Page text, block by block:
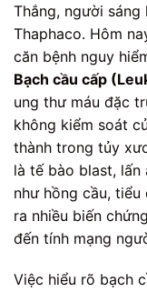
Thắng, người
Thaphaco. Hôm
căn bệnh nguy
Bạch cầu cấp
ung thư máu đặc
không kiểm soát
thành trong tủy
là tế bào blast, lấn
như hồng cầu,
ra nhiều biến
đến tính mạng
Việc hiểu rõ bạch